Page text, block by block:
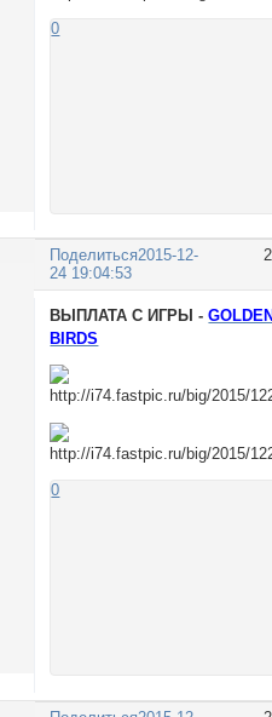
0
Поделиться2015-12-
24 19:04:53
ВЫПЛАТА С ИГРЫ -
BIRDS
0